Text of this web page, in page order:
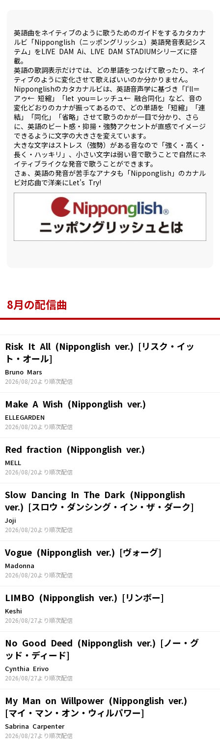
英語曲をネイティブのように歌うためのガイドをするカタカナ
ルビ「Nipponglish（ニッポングリッシュ）英語発音表記シス
テム」をLIVE DAM Ai、LIVE DAM STADIUMシリーズに搭
載。
英語の歌詞表示だけでは、どの単語をつなげて歌ったり、ネイ
ティブのように変化させて歌えばいいのか分かりません。
Nipponglishのカタカナルビは、英語音声学に基づき「I‘ll＝
アゥ← 短縮」「let you＝レッチュ← 融合同化」など、音の
変化どおりのカナが振ってあるので、どの単語を「短縮」「連
結」「同化」「省略」させて歌うのかが一目で分かり、さら
に、英語のビート感・抑揚・強勢アクセントが直感でイメージ
できるように文字の大きさを変えています。
大きな文字はストレス（強勢）がある音なので「強く・高く・
長く・ハッキリ」、小さい文字は弱い音で歌うことで自然にネ
イティブライクな発音で歌うことができます。
さぁ、英語の発音が苦手なアナタも「Nipponglish」のカナル
ビ対応曲で洋楽にLet's Try!
8月の配信曲
Risk It All (Nipponglish ver.) [リスク・イッ
ト・オール]
Bruno Mars
2026/08/20より順次配信
Make A Wish (Nipponglish ver.)
ELLEGARDEN
2026/08/20より順次配信
Red fraction (Nipponglish ver.)
MELL
2026/08/20より順次配信
Slow Dancing In The Dark (Nipponglish
ver.) [スロウ・ダンシング・イン・ザ・ダーク]
Joji
2026/08/20より順次配信
Vogue (Nipponglish ver.) [ヴォーグ]
Madonna
2026/08/20より順次配信
LIMBO (Nipponglish ver.) [リンボー]
Keshi
2026/08/27より順次配信
No Good Deed (Nipponglish ver.) [ノー・グ
ッド・ディード]
Cynthia Erivo
2026/08/27より順次配信
My Man on Willpower (Nipponglish ver.)
[マイ・マン・オン・ウィルパワー]
Sabrina Carpenter
2026/08/27より順次配信